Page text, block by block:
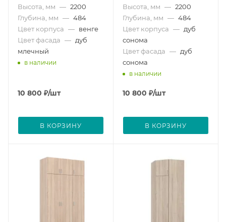
Высота, мм — 2200
Глубина, мм — 484
Цвет корпуса — венге
Цвет фасада — дуб
млечный
в наличии
10 800 ₽/шт
В КОРЗИНУ
Высота, мм — 2200
Глубина, мм — 484
Цвет корпуса — дуб
сонома
Цвет фасада — дуб
сонома
в наличии
10 800 ₽/шт
В КОРЗИНУ